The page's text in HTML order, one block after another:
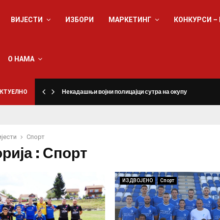
ВИЈЕСТИ ИЗБОРИ МАРКЕТИНГ КОНКУРСИ
О НАМА
Некадашњи војни полицајци сутра на окупу
Спорт
: Спорт
ИЗДВОЈЕНО Спорт